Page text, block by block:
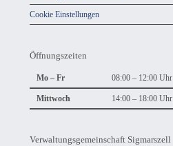
Cookie Einstellungen
Öffnungszeiten
Mo – Fr 08:00 – 12:00 Uhr
Mittwoch 14:00 – 18:00 Uhr
Verwaltungsgemeinschaft Sigmarszell